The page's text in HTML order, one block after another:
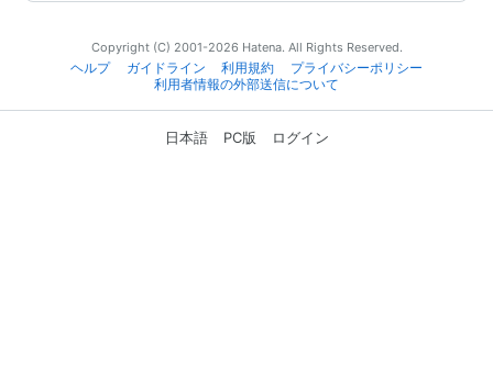
Copyright (C) 2001-2026 Hatena. All Rights Reserved.
ヘルプ
ガイドライン 利用規約
プライバシーポリシー
利用者情報の外部送信について
日本語 PC版 ログイン